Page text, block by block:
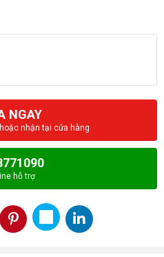
NGAY
nhận tại cửa hàng
hỗ trợ